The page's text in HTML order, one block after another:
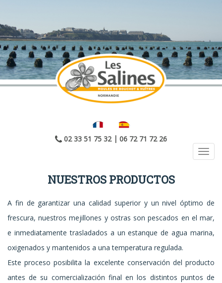
02 33 51 75 32 | 06 72 71 72 26
NUESTROS PRODUCTOS
A fin de garantizar una calidad superior y un nivel óptimo de
frescura, nuestros mejillones y ostras son pescados en el mar,
e inmediatamente trasladados a un estanque de agua marina,
oxigenados y mantenidos a una temperatura regulada.
Este proceso posibilita la excelente conservación del producto
antes de su comercialización final en los distintos puntos de